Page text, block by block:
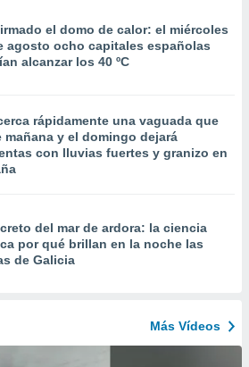
el domo de calor: el miércoles
agosto ocho capitales españolas
alcanzar los 40 ºC
rápidamente una vaguada que
mañana y el domingo dejará
con lluvias fuertes y granizo en
del mar de ardora: la ciencia
por qué brillan en la noche las
de Galicia
Más Vídeos